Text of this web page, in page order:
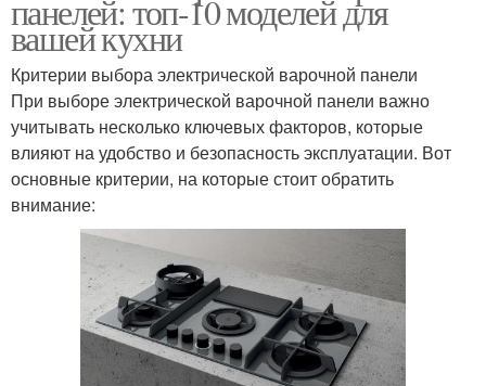
панелей: топ-10 моделей для
вашей кухни
Критерии выбора электрической варочной панели
При выборе электрической варочной панели важно
учитывать несколько ключевых факторов, которые
влияют на удобство и безопасность эксплуатации. Вот
основные критерии, на которые стоит обратить
внимание: